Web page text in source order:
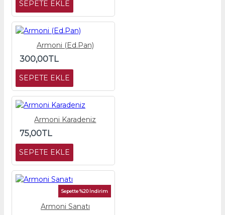
SEPETE EKLE
Armoni (Ed.Pan)
300,00TL
SEPETE EKLE
Armoni Karadeniz
75,00TL
SEPETE EKLE
Sepette %20 İndirim
Armoni Sanatı